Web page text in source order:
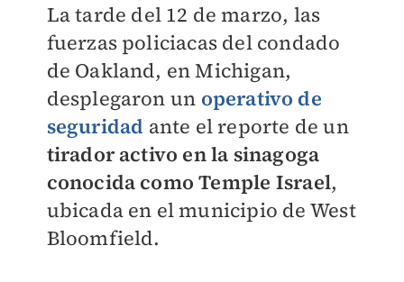
La tarde del 12 de marzo, las
fuerzas policiacas del condado
de Oakland, en Michigan,
desplegaron un operativo de
seguridad ante el reporte de un
tirador activo en la sinagoga
conocida como Temple Israel,
ubicada en el municipio de West
Bloomfield.